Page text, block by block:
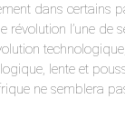
dans certains
l’une de
lente et
ne semblera